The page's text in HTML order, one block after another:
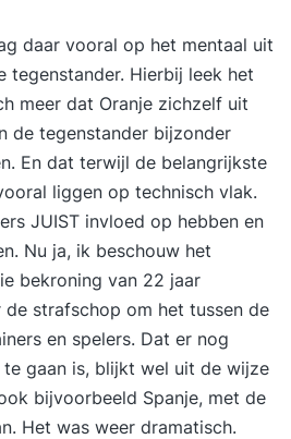
daar vooral op het mentaal uit
tegenstander. Hierbij leek het
meer dat Oranje zichzelf uit
de tegenstander bijzonder
En dat terwijl de belangrijkste
liggen op technisch vlak.
JUIST invloed op hebben en
Nu ja, ik beschouw het
bekroning van 22 jaar
strafschop om het tussen de
en spelers. Dat er nog
te gaan is, blijkt wel uit de wijze
bijvoorbeeld Spanje, met de
Het was weer dramatisch.